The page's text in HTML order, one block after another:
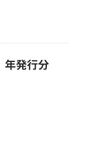
年発行分